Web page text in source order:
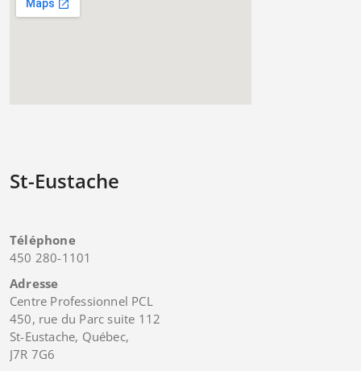
St-Eustache
Téléphone
450 280-1101
Adresse
Centre Professionnel PCL
450, rue du Parc suite 112
St-Eustache, Québec,
J7R 7G6